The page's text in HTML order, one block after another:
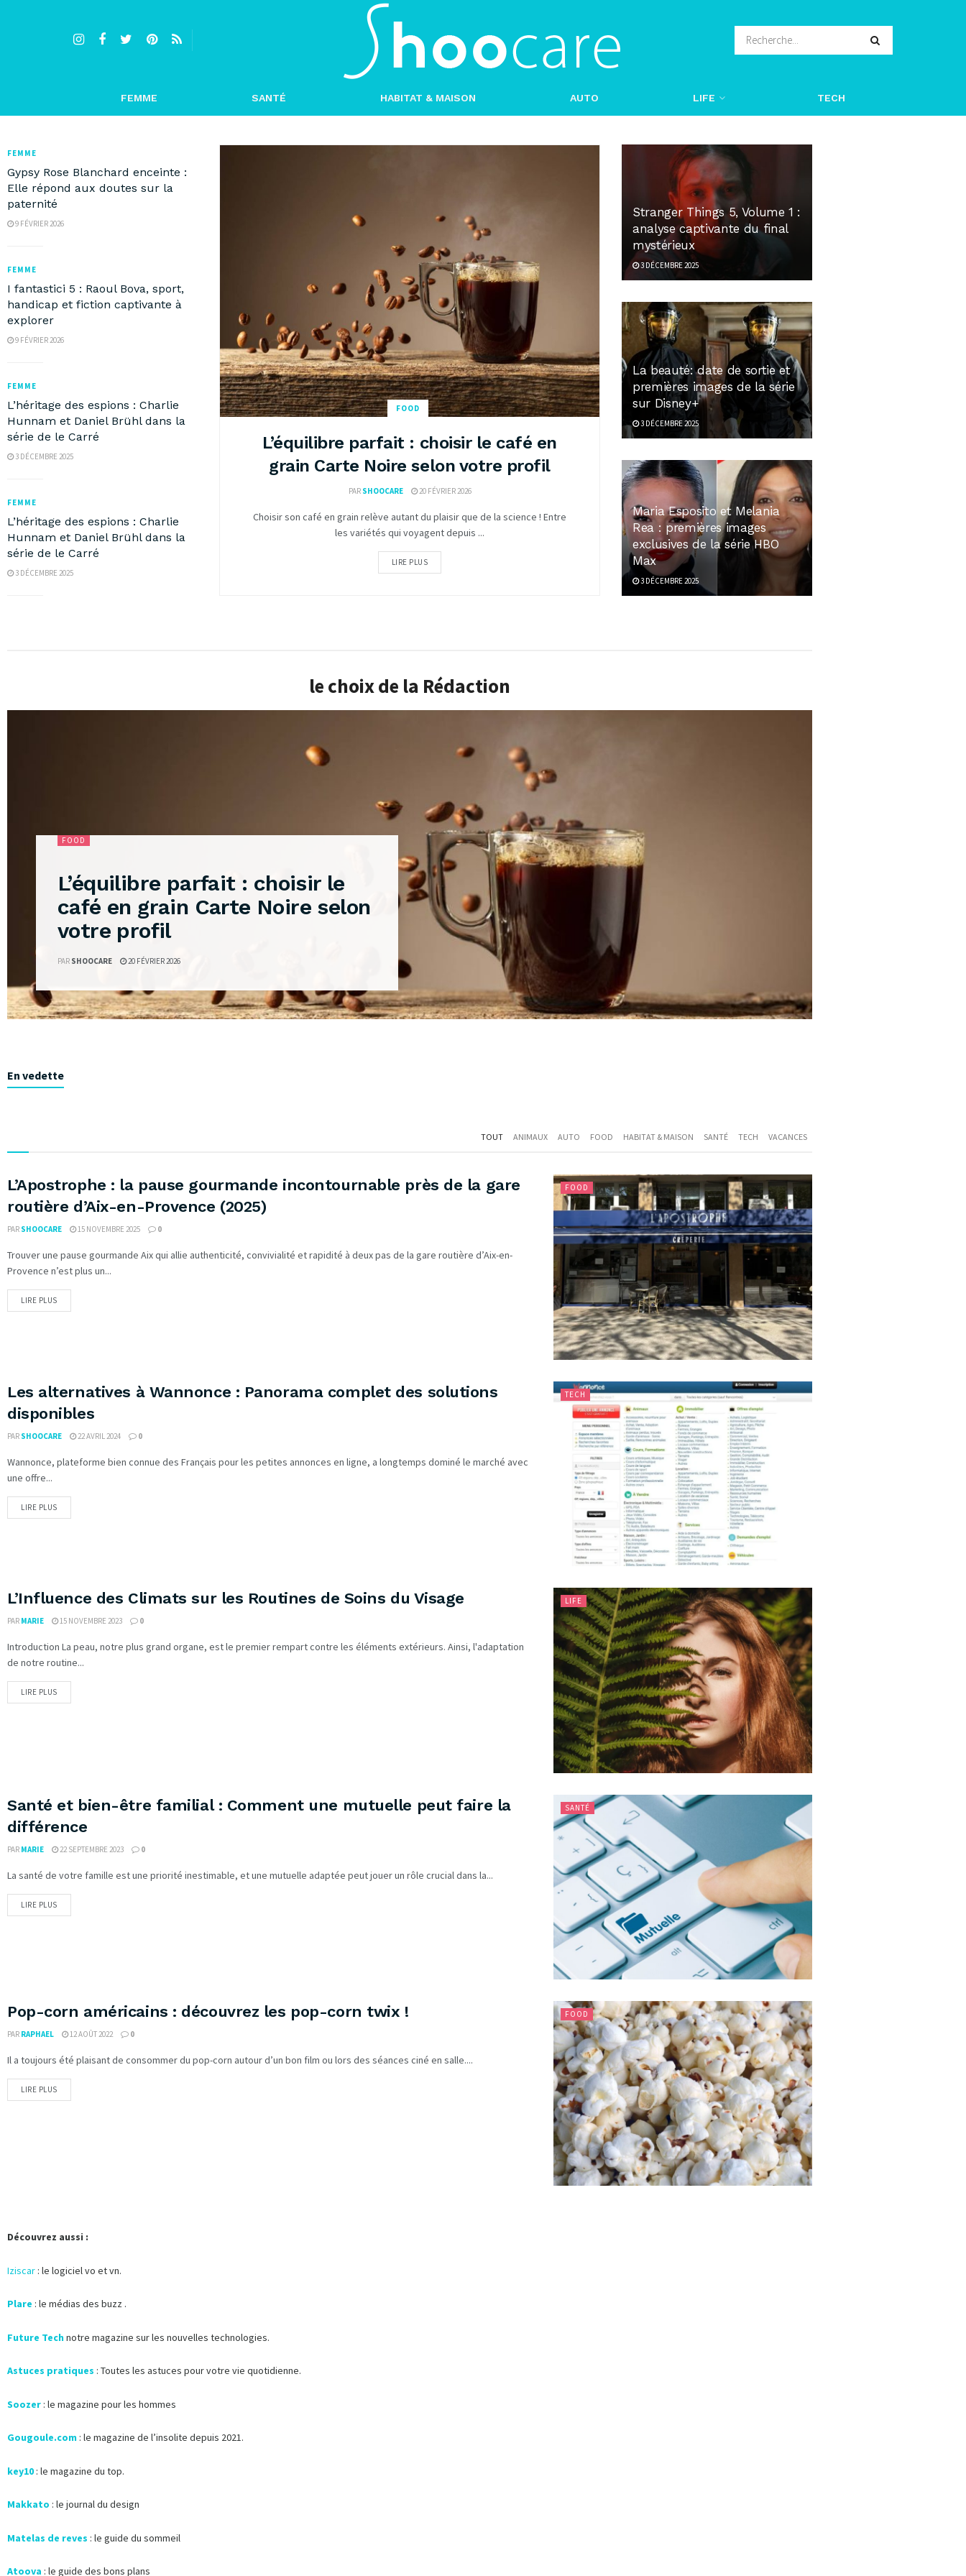
Shoocare
FEMME SANTÉ HABITAT & MAISON AUTO LIFE TECH
FOOD
L’équilibre parfait : choisir le café en
grain Carte Noire selon votre profil
PAR SHOOCARE 20 FÉVRIER 2026
Choisir son café en grain relève autant du plaisir que de la science ! Entre
les variétés qui voyagent depuis ...
LIRE PLUS
FEMME
Gypsy Rose Blanchard enceinte :
Elle répond aux doutes sur la
paternité
9 FÉVRIER 2026
FEMME
I fantastici 5 : Raoul Bova, sport,
handicap et fiction captivante à
explorer
9 FÉVRIER 2026
FEMME
L’héritage des espions : Charlie
Hunnam et Daniel Brühl dans la
série de le Carré
3 DÉCEMBRE 2025
FEMME
L’héritage des espions : Charlie
Hunnam et Daniel Brühl dans la
série de le Carré
3 DÉCEMBRE 2025
Stranger Things 5, Volume 1 :
analyse captivante du final
mystérieux
3 DÉCEMBRE 2025
La beauté: date de sortie et
premières images de la série
sur Disney+
3 DÉCEMBRE 2025
Maria Esposito et Melania
Rea : premières images
exclusives de la série HBO
Max
3 DÉCEMBRE 2025
le choix de la Rédaction
FOOD
L’équilibre parfait : choisir le
café en grain Carte Noire selon
votre profil
PAR SHOOCARE 20 FÉVRIER 2026
En vedette
TOUT ANIMAUX AUTO FOOD HABITAT & MAISON SANTÉ TECH VACANCES
FOOD
L’Apostrophe : la pause gourmande incontournable près de la gare
routière d’Aix-en-Provence (2025)
PAR SHOOCARE 15 NOVEMBRE 2025 0
Trouver une pause gourmande Aix qui allie authenticité, convivialité et rapidité à deux pas de la gare routière d’Aix-en-
Provence n’est plus un...
LIRE PLUS
TECH
Les alternatives à Wannonce : Panorama complet des solutions
disponibles
PAR SHOOCARE 22 AVRIL 2024 0
Wannonce, plateforme bien connue des Français pour les petites annonces en ligne, a longtemps dominé le marché avec
une offre...
LIRE PLUS
LIFE
L’Influence des Climats sur les Routines de Soins du Visage
PAR MARIE 15 NOVEMBRE 2023 0
Introduction La peau, notre plus grand organe, est le premier rempart contre les éléments extérieurs. Ainsi, l'adaptation
de notre routine...
LIRE PLUS
SANTÉ
Santé et bien-être familial : Comment une mutuelle peut faire la
différence
PAR MARIE 22 SEPTEMBRE 2023 0
La santé de votre famille est une priorité inestimable, et une mutuelle adaptée peut jouer un rôle crucial dans la...
LIRE PLUS
FOOD
Pop-corn américains : découvrez les pop-corn twix !
PAR RAPHAEL 12 AOÛT 2022 0
Il a toujours été plaisant de consommer du pop-corn autour d’un bon film ou lors des séances ciné en salle....
LIRE PLUS
Découvrez aussi :
Iziscar : le logiciel vo et vn.
Plare : le médias des buzz .
Future Technotre magazine sur les nouvelles technologies.
Astuces pratiques : Toutes les astuces pour votre vie quotidienne.
Soozer : le magazine pour les hommes
Gougoule.com : le magazine de l’insolite depuis 2021.
key10 : le magazine du top.
Makkato : le journal du design
Matelas de reves : le guide du sommeil
Atoova : le guide des bons plans